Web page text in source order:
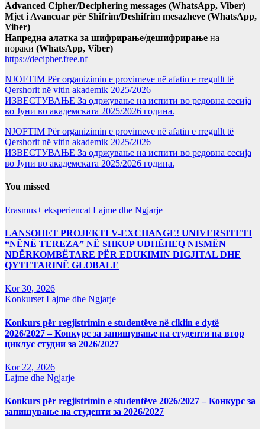
Advanced Cipher/Deciphering messages (WhatsApp, Viber)
Mjet i Avancuar për Shifrim/Deshifrim mesazheve (WhatsApp,
Viber)
Напредна алатка за шифрирање/дешифрирање на
пораки (WhatsApp, Viber)
https://decipher.free.nf
NJOFTIM Për organizimin e provimeve në afatin e rregullt të
Qershorit në vitin akademik 2025/2026
ИЗВЕСТУВАЊЕ За одржување на испити во редовна сесија
во Јуни во академската 2025/2026 година.
NJOFTIM Për organizimin e provimeve në afatin e rregullt të
Qershorit në vitin akademik 2025/2026
ИЗВЕСТУВАЊЕ За одржување на испити во редовна сесија
во Јуни во академската 2025/2026 година.
You missed
Erasmus+ eksperiencat Lajme dhe Ngjarje
LANSOHET PROJEKTI V-EXCHANGE! UNIVERSITETI
“NËNË TEREZA” NË SHKUP UDHËHEQ NISMËN
NDËRKOMBËTARE PËR EDUKIMIN DIGJITAL DHE
QYTETARINË GLOBALE
Kor 30, 2026
Konkurset Lajme dhe Ngjarje
Konkurs për regjistrimin e studentëve në ciklin e dytë
2026/2027 – Конкурс за запишување на студенти на втор
циклус студии за 2026/2027
Kor 22, 2026
Lajme dhe Ngjarje
Konkurs për regjistrimin e studentëve 2026/2027 – Конкурс за
запишување на студенти за 2026/2027